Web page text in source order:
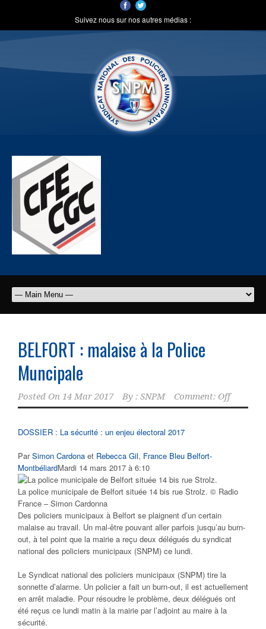
Suivez nous sur nos autres médias :
BELFORT : malaise à la Police
Muncipale
Posted On 14 Mar 2017 By : SNPM Comment: Off
DOSSIER : La sécurité : un enjeu électoral 2017
ParSimon Cardona et Rebecca Gil, France Bleu Belfort-
MontbéliardMardi 14 mars 2017 à 6:10
La police municipale de Belfort située 14 bis rue Strolz. © Radio
France – Simon Cardonna
Des policiers municipaux à Belfort se plaignent d’un certain
malaise au travail. Un mal-être pouvant aller parfois jusqu’au burn-
out, à tel point que la mairie a reçu deux délégués du syndicat
national des policiers municipaux (SNPM) ce lundi.
Le Syndicat national des policiers municipaux (SNPM) tire la
sonnette d’alarme. Un policier a fait un burn-out, il est actuellement
en arrêt maladie. Pour résoudre le problème, deux délégués ont
été reçus ce lundi matin à la mairie par l’adjoint au maire à la
sécurité.